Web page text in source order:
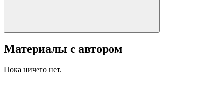
Материалы с автором
Пока ничего нет.